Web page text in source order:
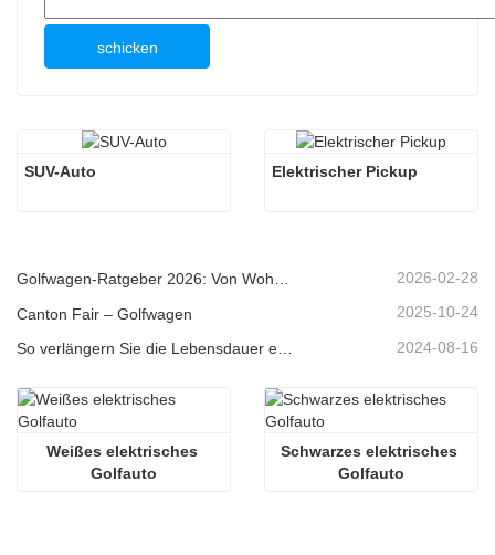
schicken
SUV-Auto Elektrischer Pickup
Golfwagen-Ratgeber 2026: Von Wohngebieten bis hin zu Ferienanlagen – Wie wählt man das richtige Mehrzweckfahrzeug? 2026-02-28
Canton Fair – Golfwagen 2025-10-24
2024-08-16
Weißes elektrisches
Golfauto
Schwarzes elektrisches
Golfauto